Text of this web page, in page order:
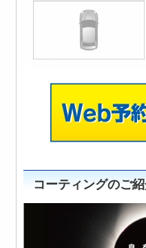
コーティングのご